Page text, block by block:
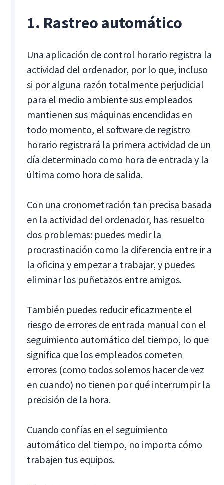
1. Rastreo automático
Una aplicación de control horario registra la
actividad del ordenador, por lo que, incluso
si por alguna razón totalmente perjudicial
para el medio ambiente sus empleados
mantienen sus máquinas encendidas en
todo momento, el software de registro
horario registrará la primera actividad de un
día determinado como hora de entrada y la
última como hora de salida.
Con una cronometración tan precisa basada
en la actividad del ordenador, has resuelto
dos problemas: puedes medir la
procrastinación como la diferencia entre ir a
la oficina y empezar a trabajar, y puedes
eliminar los puñetazos entre amigos.
También puedes reducir eficazmente el
riesgo de errores de entrada manual con el
seguimiento automático del tiempo, lo que
significa que los empleados cometen
errores (como todos solemos hacer de vez
en cuando) no tienen por qué interrumpir la
precisión de la hora.
Cuando confías en el seguimiento
automático del tiempo, no importa cómo
trabajen tus equipos.